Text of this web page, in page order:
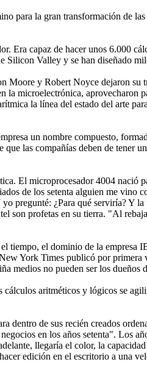
para la gran transformación de
Era capaz de hacer unos 6.000
Valley y se han diseñado
Moore y Robert Noyce dejaron
la microelectrónica,
la línea del estado del arte
un nombre compuesto,
las compañías deben de tener
El microprocesador 4004
de los setenta alguien me
pregunté: ¿Para qué serviría? Y
son profetas en su tierra. "Al
tiempo, el dominio de la
York Times publicó por
medios no pueden ser los
aritméticos y lógicos se
de sus recién creados
en los años setenta". Los
llegaría el color, la
edición en el escritorio a